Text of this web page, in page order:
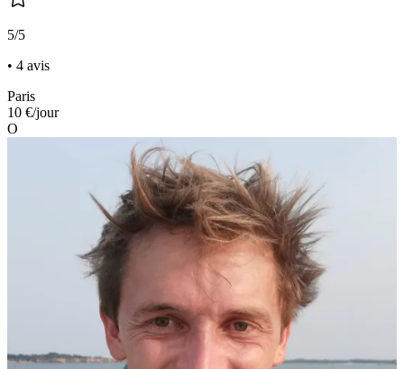
5/5
• 4 avis
Paris
10 €/jour
O